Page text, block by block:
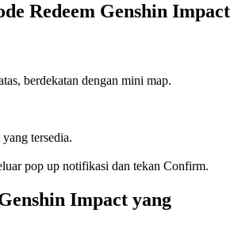
Redeem Genshin Impact
berdekatan dengan mini map.
tersedia.
pop up notifikasi dan tekan Confirm.
Impact yang